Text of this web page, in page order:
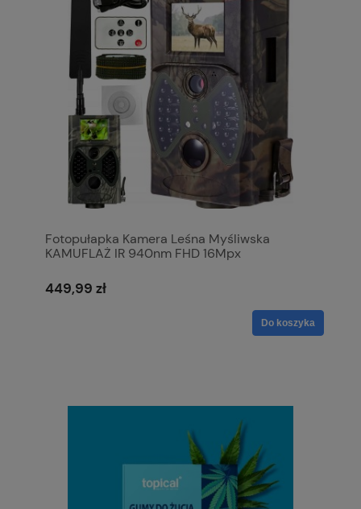
Fotopułapka Kamera Leśna Myśliwska
KAMUFLAŻ IR 940nm FHD 16Mpx
449,99 zł
Do koszyka